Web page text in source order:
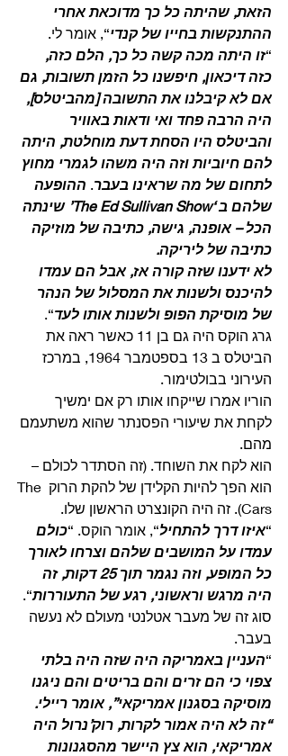
הזאת, שהיתה כל כך מדוכאת אחרי
ההתנקשות בחייו של קנדי“, אומר לי.
“זו היתה מכה קשה כל כך, הלם כזה,
כזה דיכאון, חיפשנו כל הזמן תשובות, גם
אם לא קיבלנו את התשובה [מהביטלס],
היה הרבה פחד ואי ודאות באוויר
והביטלס היו הסחת דעת מוחלטת, היתה
להם חיוביות וזה היה משהו לגמרי מחוץ
לתחום של מה שראינו בעבר. ההופעה
שלהם ב ‘The Ed Sullivan Show’ שינתה
הכל – אופנה, גישה, כתיבה של מוזיקה
כתיבה של ליריקה.
לא ידענו שזה קורה אז, אבל הם עמדו
להיכנס ולשנות את המסלול של הנהר
של מוסיקת הפופ ולשנות אותו לעד“.
גרג הוקס היה גם בן 11 כאשר ראה את
הביטלס ב 13 בספטמבר 1964, במרכז
העירוני בבולטימור.
הוריו אמרו שייקחו אותו רק אם ימשיך
לקחת את שיעורי הפסנתר שהוא משתעמם
מהם.
הוא לקח את השוחד. (זה הסתדר לכולם –
הוא הפך להיות הקלידן של להקת הרוק The
Cars). זה היה הקונצרט הראשון שלו.
“איזו דרך להתחיל“, אומר הוקס. “כולם
עמדו על המושבים שלהם וצרחו לאורך
כל המופע, וזה נגמר תוך 25 דקות, זה
היה מרגש וראשוני, רגע של התעוררות“.
סוג זה של מעבר אטלנטי מעולם לא נעשה
בעבר.
“העניין באמריקה היה שזה היה בלתי
צפוי כי הם זרים והם בריטים והם ניגנו
מוסיקה בסגנון אמריקאי”, אומר ריילי.
“זה לא היה אמור לקרות, רוק’נרול היה
אמריקאי, הוא צץ היישר מהסגנונות